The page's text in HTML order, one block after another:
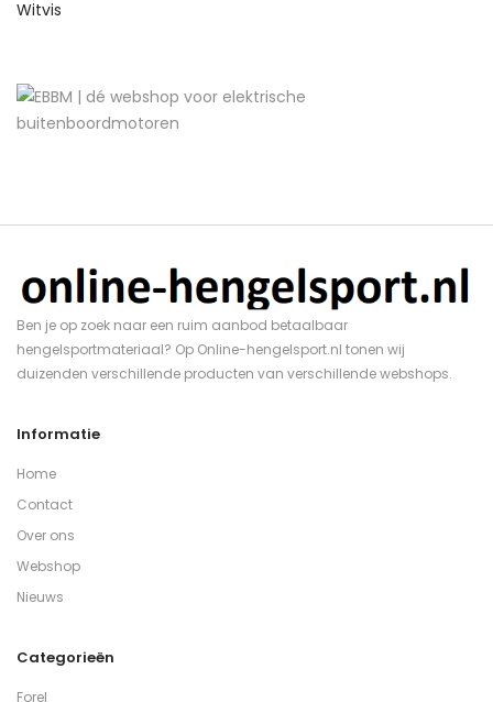
Witvis
Ben je op zoek naar een ruim aanbod betaalbaar
hengelsportmateriaal? Op Online-hengelsport.nl tonen wij
duizenden verschillende producten van verschillende webshops.
Informatie
Home
Contact
Over ons
Webshop
Nieuws
Categorieën
Forel